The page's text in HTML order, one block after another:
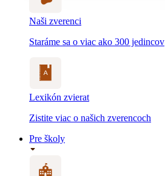
Naši zverenci
Staráme sa o viac ako 300 jedincov
Lexikón zvierat
Zistite viac o našich zverencoch
Pre školy